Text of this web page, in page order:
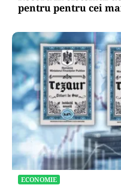
pentru pentru cei
ECONOMIE